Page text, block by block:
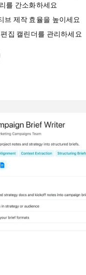
를 간소화하세요
브 제작 효율을 높이세요
집 캘린더를 관리하세요
업무를 추적하고 진행 상
표준화하고 자동화하세요
인을 해소해 수익 목표를
효과적으로 할당하세요
자동화하고 확장하세요
과 퇴사 프로세스를 간소